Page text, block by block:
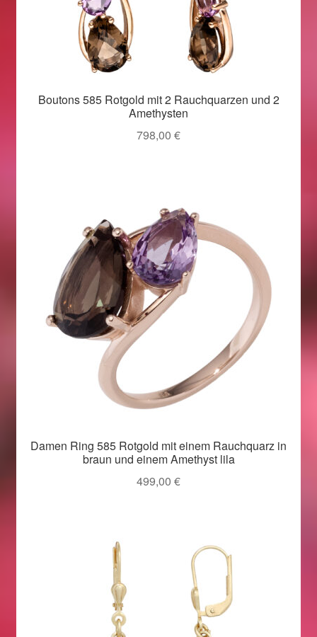
Weihnachtsangebote 2019
Weihnachtsangebote 2020
Weihnachtsangebote 2021
Boutons 585 Rotgold mit 2 Rauchquarzen und 2
Amethysten
798,00 €
Damen Ring 585 Rotgold mit einem Rauchquarz in
braun und einem Amethyst lila
499,00 €